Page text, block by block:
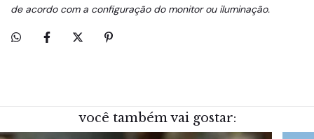
de acordo com a configuração do monitor ou iluminação.
você também vai gostar: